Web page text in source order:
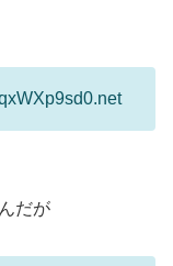
だが